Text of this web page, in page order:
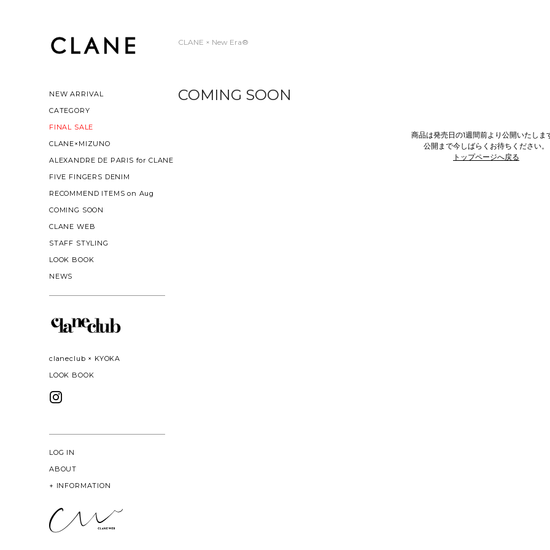
NEW ARRIVAL
CATEGORY
FINAL SALE
CLANE×MIZUNO
ALEXANDRE DE PARIS for CLANE
FIVE FINGERS DENIM
RECOMMEND ITEMS on Aug
COMING SOON
CLANE WEB
STAFF STYLING
LOOK BOOK
NEWS
claneclub × KYOKA
LOOK BOOK
LOG IN
ABOUT
+ INFORMATION
CLANE × New Era®
COMING SOON
商品は発売日の1週間前より公開いたしま
公開まで今しばらくお待ちください。
トップページへ戻る